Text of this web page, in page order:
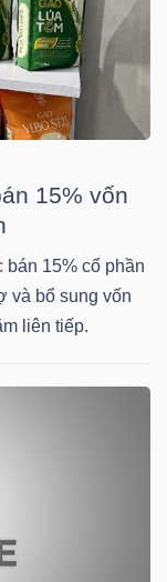
15% vốn
bán 15% cổ phần
và bổ sung vốn
liên tiếp.